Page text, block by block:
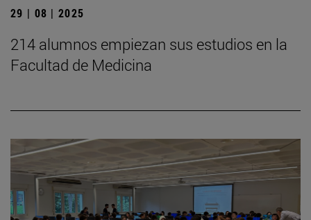
29 | 08 | 2025
214 alumnos empiezan sus estudios en la
Facultad de Medicina